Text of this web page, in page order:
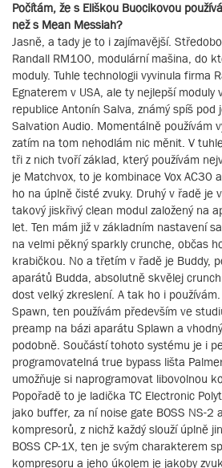
Počítám, že s Eliškou Buocikovou
než s Mean Messiah?
Jasně, a tady je to i zajímavější.
Randall RM100, modulární mašina, do
moduly. Tuhle technologii vyvinula firma
Egnaterem v USA, ale ty nejlepší moduly
republice Antonín Salva, známý spíš pod
Salvation Audio. Momentálně používám
zatím na tom nehodlám nic měnit. V
tři z nich tvoří základ, který používám
je Matchvox, to je kombinace Vox AC30
ho na úplně čisté zvuky. Druhý v řadě je
takový jiskřivý clean modul založený na
let. Ten mám již v základním nastavení
na velmi pěkný sparkly crunche, občas
krabičkou. No a třetím v řadě je Buddy,
aparátů Budda, absolutně skvělej
dost velký zkreslení. A tak ho i
Spawn, ten používám především ve
preamp na bázi aparátu Splawn a
podobně. Součástí tohoto systému je i
programovatelná true bypass lišta
umožňuje si naprogramovat libovolnou
Popořadě to je ladička TC Electronic
jako buffer, za ní noise gate BOSS NS-2
kompresorů, z nichž každý slouží úplně
BOSS CP-1X, ten je svým charakterem
kompresoru a jeho úkolem je jakoby